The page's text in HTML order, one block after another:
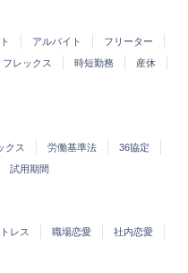
アルバイト
フリーター
フレックス 時短勤務
産休
クス 労働基準法
36協定
試用期間
レス 職場恋愛
社内恋愛